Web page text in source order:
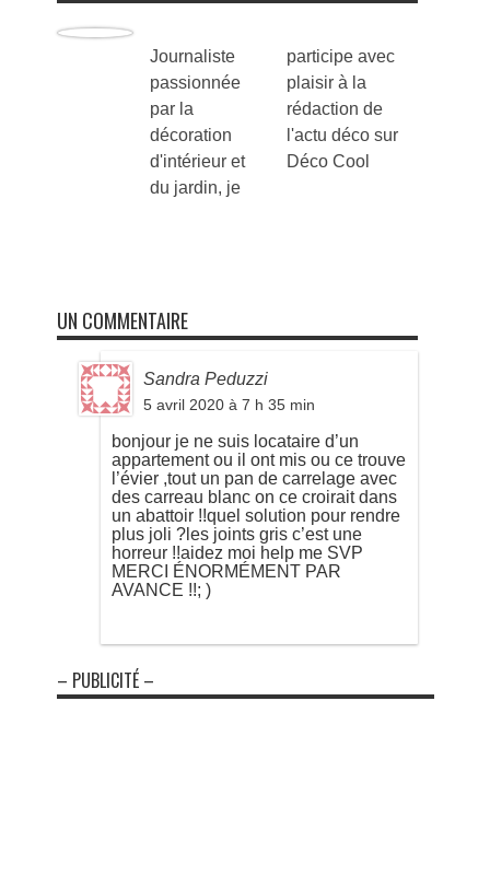
Journaliste
passionnée
par la
décoration
d'intérieur et
du jardin, je
participe avec
plaisir à la
rédaction de
l'actu déco sur
Déco Cool
UN COMMENTAIRE
Sandra Peduzzi
5 avril 2020 à 7 h 35 min
bonjour je ne suis locataire d’un
appartement ou il ont mis ou ce trouve
l’évier ,tout un pan de carrelage avec
des carreau blanc on ce croirait dans
un abattoir !!quel solution pour rendre
plus joli ?les joints gris c’est une
horreur !!aidez moi help me SVP
MERCI ÉNORMÉMENT PAR
AVANCE !!; )
– PUBLICITÉ –